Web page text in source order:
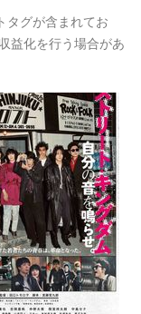
タグが含まれてお
益化を行う場合があ